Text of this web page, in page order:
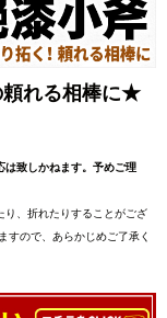
頼れる相棒に★
致しかねます。予めご理
り、折れたりすることがござ
すので、あらかじめご了承く